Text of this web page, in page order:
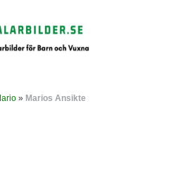
» Marios Ansikte